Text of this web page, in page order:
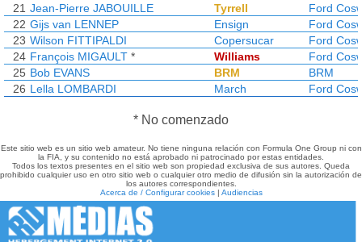
21 Jean-Pierre JABOUILLE Tyrrell
Ford
22 Gijs van LENNEP Ensign
Ford
23 Wilson FITTIPALDI Copersucar
Ford
24 François MIGAULT * Williams
Ford
25 Bob EVANS BRM
BRM
26 Lella LOMBARDI March Ford
* No comenzado
Este sitio web es un sitio web amateur. No tiene ninguna relación con Formula One Group ni con
la FIA, y su contenido no está aprobado ni patrocinado por estas entidades.
Todos los textos presentes en el sitio web son propiedad exclusiva de sus autores. Queda
prohibido cualquier uso en otro sitio web o cualquier otro medio de difusión sin la autorización de
los autores correspondientes.
Acerca de / Configurar cookies| Audiencias